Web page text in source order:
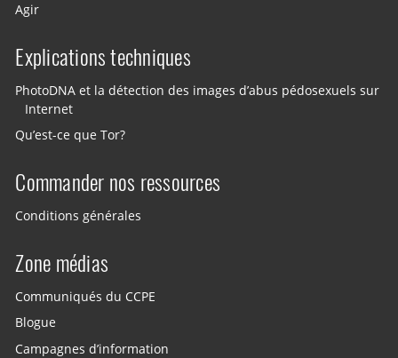
Agir
Explications techniques
PhotoDNA et la détection des images d’abus pédosexuels sur
Internet
Qu’est-ce que Tor?
Commander nos ressources
Conditions générales
Zone médias
Communiqués du CCPE
Blogue
Campagnes d’information